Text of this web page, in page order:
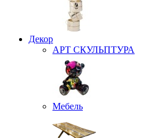
Декор
АРТ СКУЛЬПТУРА
Мебель